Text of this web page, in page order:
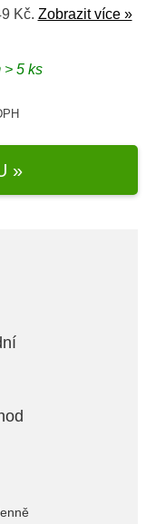
Kč. Zobrazit více »
> 5 ks
»